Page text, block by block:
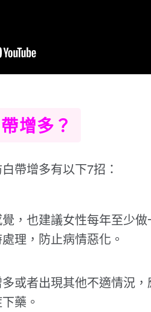
增多？
帶增多有以下7招：
，也建議女性每年至少
理，防止病情惡化。
或者出現其他不適情況
藥。